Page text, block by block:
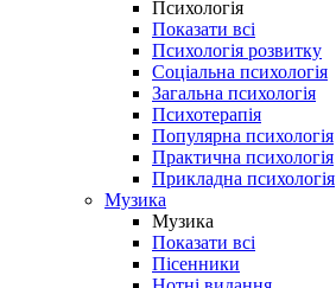
Психологія
Показати всі
Психологія розвитку
Соціальна психологія
Загальна психологія
Психотерапія
Популярна психологія
Практична психологія
Прикладна психологія
Музика
Музика
Показати всі
Пісенники